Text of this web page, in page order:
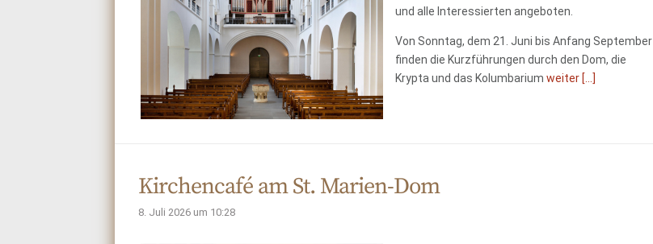
und alle Interessierten angeboten.
Von Sonntag, dem 21. Juni bis Anfang September
finden die Kurzführungen durch den Dom, die
Krypta und das Kolumbarium weiter [...]
Kirchencafé am St. Marien-Dom
8. Juli 2026 um 10:28